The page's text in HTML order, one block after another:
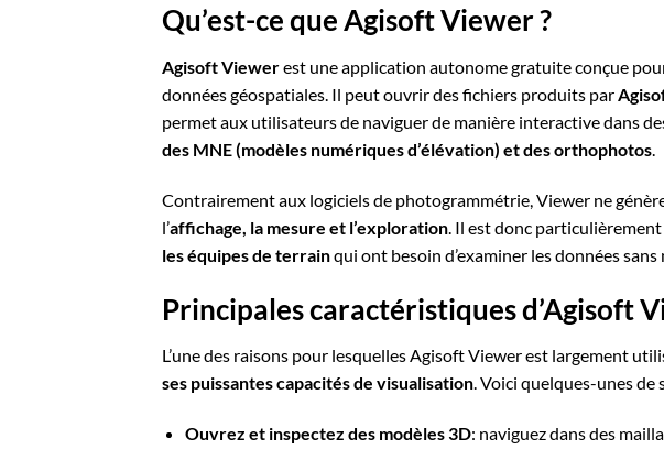
Qu’est-ce que Agisoft Viewer ?
Agisoft Viewerest une application autonome gratuite conçue
données géospatiales. Il peut ouvrir des fichiers produits par
permet aux utilisateurs de naviguer de manière interactive dans
des MNE (modèles numériques d’élévation) et des orthophotos.
Contrairement aux logiciels de photogrammétrie, Viewer ne
l’affichage, la mesure et l’exploration . Il est donc
les équipes de terrainqui ont besoin d’examiner les données
Principales caractéristiques d’Agisoft
L’une des raisons pour lesquelles Agisoft Viewer est largement
ses puissantes capacités de visualisation. Voici quelques-unes de
Ouvrez et inspectez des modèles 3D: naviguez dans des